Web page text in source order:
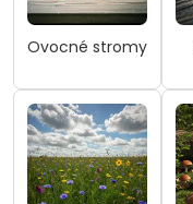
Ovocné stromy